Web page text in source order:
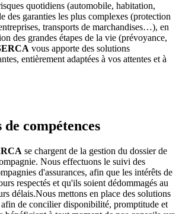
quotidiens (automobile, habitation,
des garanties les plus complexes (protection
transports de marchandises…), en
des grandes étapes de la vie (prévoyance,
vous apporte des solutions
entièrement adaptées à vos attentes et à
de compétences
se chargent de la gestion du dossier de
Nous effectuons le suivi des
d'assurances, afin que les intérêts de
respectés et qu'ils soient dédommagés au
délais.Nous mettons en place des solutions
de concilier disponibilité, promptitude et